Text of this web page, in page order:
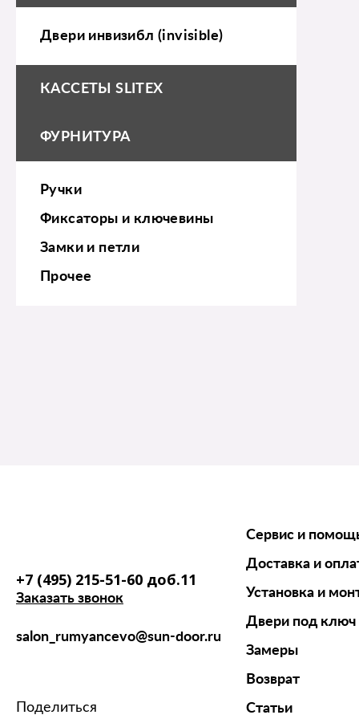
Двери инвизибл (invisible)
КАССЕТЫ SLITEX
ФУРНИТУРА
Ручки
Фиксаторы и ключевины
Замки и петли
Прочее
+7 (495) 215-51-60 доб.11
Заказать звонок
salon_rumyancevo@sun-door.ru
Поделиться
Сервис и
Доставка и
Установка и
Двери под ключ
Замеры
Возврат
Статьи